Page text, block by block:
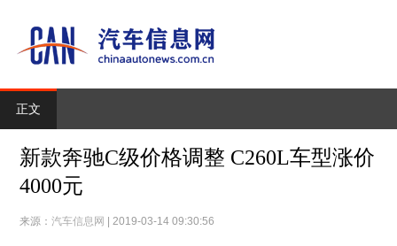
正文
新款奔驰C级价格调整 C260L车型涨价
4000元
来源：汽车信息网 | 2019-03-14 09:30:56